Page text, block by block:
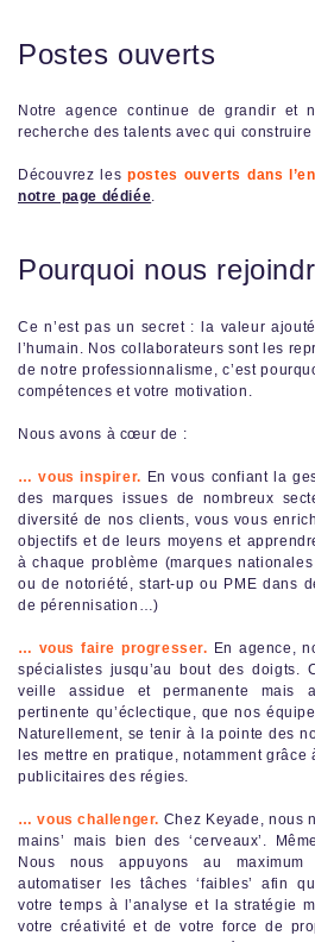
Postes ouverts
Notre agence continue de grandir et
recherche des talents avec qui
Découvrez lespostes ouverts dans
notre page dédiée.
Pourquoi nous
Ce n’est pas un secret : la valeur
l’humain. Nos collaborateurs sont les
de notre professionnalisme, c’est
compétences et votre motivation.
Nous avons à cœur de :
… vous inspirer. En vous confiant la
des marques issues de nombreux
diversité de nos clients, vous vous
objectifs et de leurs moyens et
à chaque problème (marques
ou de notoriété, start-up ou PME dans
de pérennisation…)
… vous faire progresser. En agence,
spécialistes jusqu’au bout des doigts.
veille assidue et permanente mais
pertinente qu’éclectique, que nos
Naturellement, se tenir à la pointe des
les mettre en pratique, notamment grâce
publicitaires des régies.
… vous challenger. Chez Keyade, nous
mains’ mais bien des ‘cerveaux’.
Nous nous appuyons au
automatiser les tâches ‘faibles’ afin
votre temps à l’analyse et la stratégie
votre créativité et de votre force de